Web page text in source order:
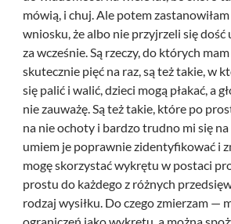
mówią, i chuj. Ale potem
wniosku, że albo nie przyjrzeli się
za wcześnie. Są rzeczy, do których
skutecznie pięć na raz, są też takie, w
się palić i walić, dzieci mogą płakać, a
nie zauważę. Są też takie, które po
na nie ochoty i bardzo trudno mi się
umiem je poprawnie zidentyfikować i
mogę skorzystać wykrętu w postaci
prostu do każdego z różnych
rodzaj wysiłku. Do czego zmierzam —